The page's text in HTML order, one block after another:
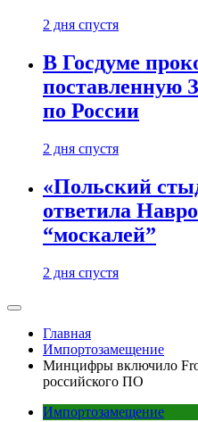
2 дня спустя
В Госдуме
поставленную
по России
2 дня спустя
«Польский
ответила
“москалей”
2 дня спустя
Главная
Импортозамещение
Минцифры включило
российского ПО
Импортозамещение